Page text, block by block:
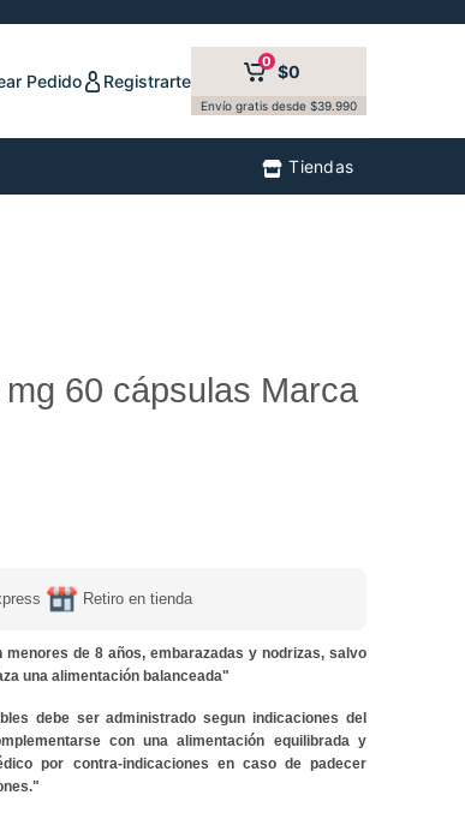
Pedido Registrarte
0 $0
Envío gratis desde $39.990
Tiendas
60 cápsulas Marca
Retiro en tienda
de 8 años, embarazadas y nodrizas, salvo
una alimentación balanceada"
debe ser administrado segun indicaciones del
con una alimentación equilibrada y
por contra-indicaciones en caso de padecer